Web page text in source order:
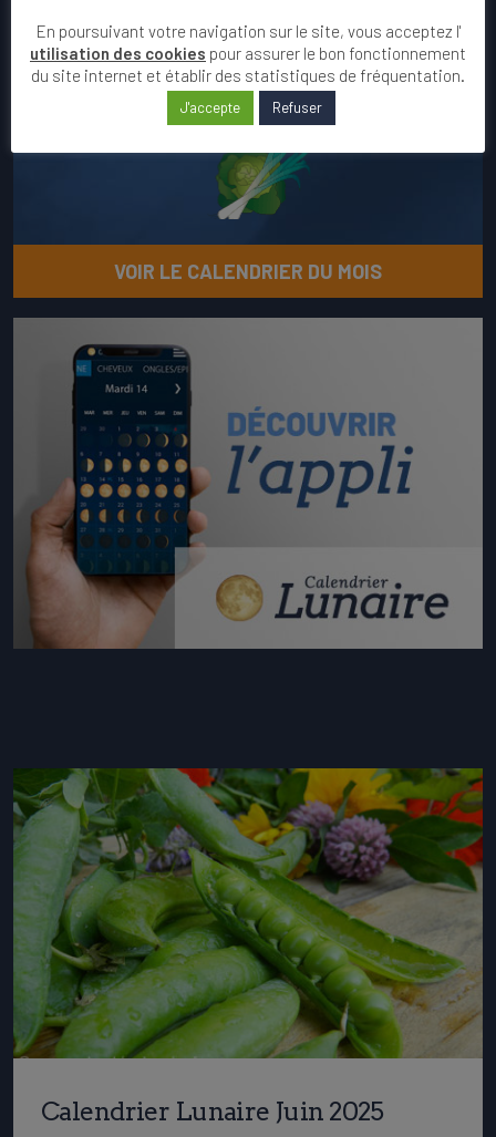
Lever - Coucher :
00:00 - 00:00 (Paris)
VOIR LE CALENDRIER DU MOIS
Calendrier Lunaire Juin 2025
En poursuivant votre navigation sur le site, vous acceptez l'
utilisation des cookies pour assurer le bon fonctionnement
du site internet et établir des statistiques de fréquentation.
J'accepte Refuser